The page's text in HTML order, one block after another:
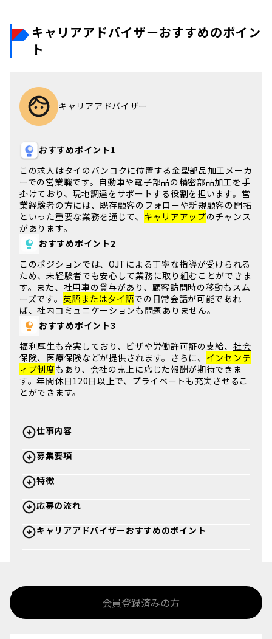
キャリアアドバイザーおすすめのポイン
ト
キャリアアドバイザー
おすすめポイント1
この求人はタイのバンコク に位置する金型部品加工メーカ
ーでの営業職です。 自動車や電子部品の精密部品加工を手
掛けており、 現地調達をサポートする役割を担います。 営
業経験者の方には、既存顧客のフォローや新規顧客の開拓
といった重要な業務を通じて、 キャリアアップのチャンス
があります。
おすすめポイント2
このポジションでは、 OJTによる丁寧な指導が受けられる
ため、未経験者でも安心して業務に取り組むことができま
す。また、 社用車の貸与があり、顧客訪問時の移動もスム
ーズです。 英語またはタイ語での日常会話が可能であれ
ば、社内コミュニケーションも問題ありません。
おすすめポイント3
福利厚生も充実しており、 ビザや労働許可証の支給、 社会
保険、 医療保険などが提供されます。さらに、 インセンテ
ィブ制度もあり、会社の売上に応じた報酬が期待できま
す。年間休日120日以上で、 プライベート も充実させるこ
とができます。
仕事内容
募集要項
特徴
応募の流れ
キャリアアドバイザーおすすめのポイント
%>
会員登録済みの方